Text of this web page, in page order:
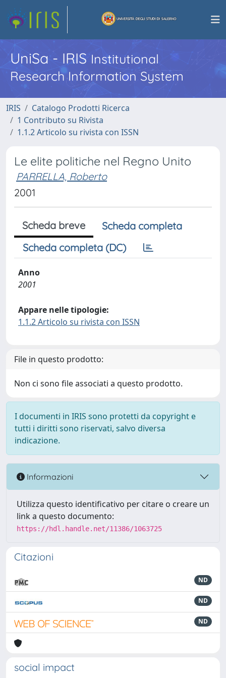
UniSa - IRISInstitutional
Research Information System
IRIS
Catalogo Prodotti Ricerca
1 Contributo su Rivista
1.1.2 Articolo su rivista con ISSN
Le elite politiche nel Regno Unito
PARRELLA, Roberto
2001
Scheda breve
Scheda completa
Scheda completa (DC)
Anno
2001
Appare nelle tipologie:
1.1.2 Articolo su rivista con ISSN
File in questo prodotto:
Non ci sono file associati a questo prodotto.
I documenti in IRIS sono protetti da copyright e
tutti i diritti sono riservati, salvo diversa
indicazione.
Informazioni
Utilizza questo identificativo per citare o creare un
link a questo documento:
https://hdl.handle.net/11386/1063725
Citazioni
ND
ND
ND
social impact